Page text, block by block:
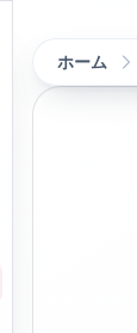
ホーム